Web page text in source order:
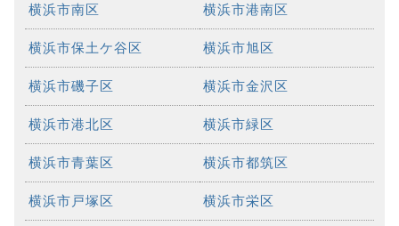
横浜市南区 横浜市港南区
横浜市保土ケ谷区 横浜市旭区
横浜市磯子区 横浜市金沢区
横浜市港北区 横浜市緑区
横浜市青葉区 横浜市都筑区
横浜市戸塚区 横浜市栄区